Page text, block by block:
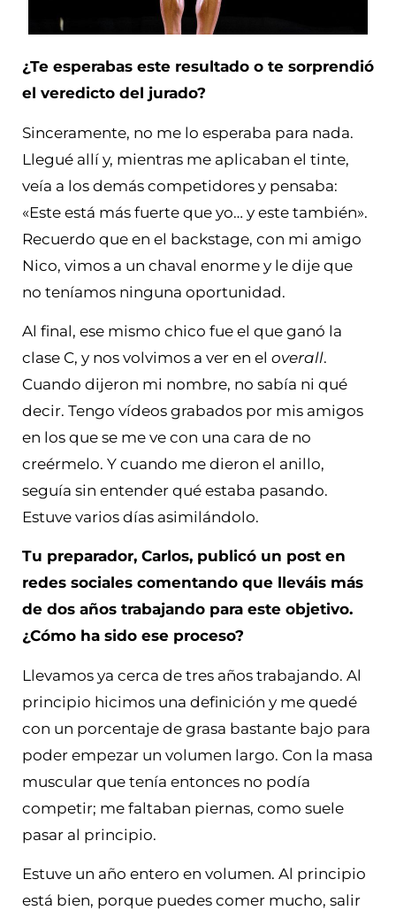
¿Te esperabas este resultado o te sorprendió
el veredicto del jurado?
Sinceramente, no me lo esperaba para nada.
Llegué allí y, mientras me aplicaban el tinte,
veía a los demás competidores y pensaba:
«Este está más fuerte que yo… y este también».
Recuerdo que en el backstage, con mi amigo
Nico, vimos a un chaval enorme y le dije que
no teníamos ninguna oportunidad.
Al final, ese mismo chico fue el que ganó la
clase C, y nos volvimos a ver en el overall.
Cuando dijeron mi nombre, no sabía ni qué
decir. Tengo vídeos grabados por mis amigos
en los que se me ve con una cara de no
creérmelo. Y cuando me dieron el anillo,
seguía sin entender qué estaba pasando.
Estuve varios días asimilándolo.
Tu preparador, Carlos, publicó un post en
redes sociales comentando que lleváis más
de dos años trabajando para este objetivo.
¿Cómo ha sido ese proceso?
Llevamos ya cerca de tres años trabajando. Al
principio hicimos una definición y me quedé
con un porcentaje de grasa bastante bajo para
poder empezar un volumen largo. Con la masa
muscular que tenía entonces no podía
competir; me faltaban piernas, como suele
pasar al principio.
Estuve un año entero en volumen. Al principio
está bien, porque puedes comer mucho, salir